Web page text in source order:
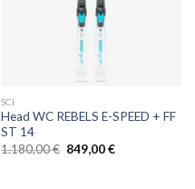
SCI
Head WC REBELS E-SPEED + FF
ST 14
1.180,00€ Il
prezzo
849,00€Il